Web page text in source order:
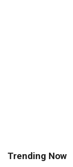
Trending Now